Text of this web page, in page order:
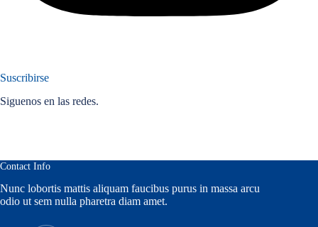
Suscribirse
Siguenos en las redes.
Contact Info
Nunc lobortis mattis aliquam faucibus purus in massa arcu
odio ut sem nulla pharetra diam amet.